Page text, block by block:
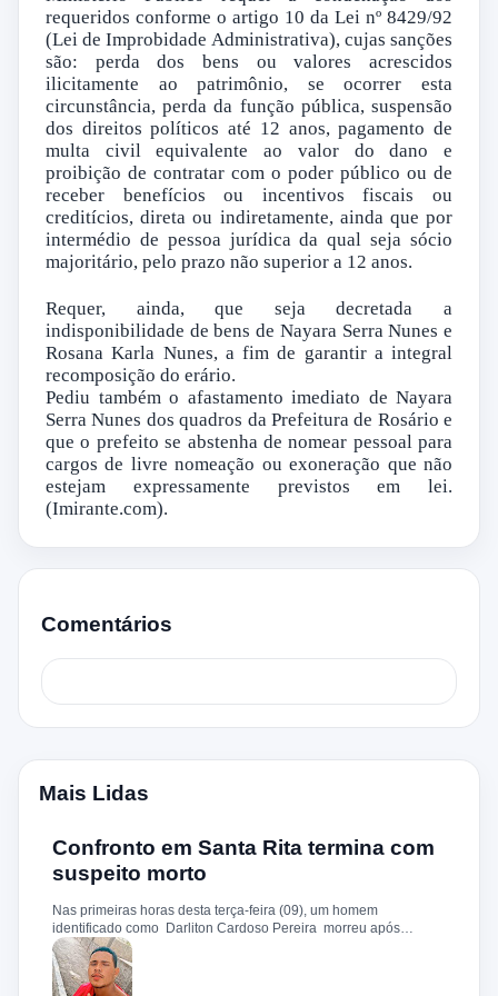
requeridos conforme o artigo 10 da Lei nº 8429/92
(Lei de Improbidade Administrativa), cujas sanções
são: perda dos bens ou valores acrescidos
ilicitamente ao patrimônio, se ocorrer esta
circunstância, perda da função pública, suspensão
dos direitos políticos até 12 anos, pagamento de
multa civil equivalente ao valor do dano e
proibição de contratar com o poder público ou de
receber benefícios ou incentivos fiscais ou
creditícios, direta ou indiretamente, ainda que por
intermédio de pessoa jurídica da qual seja sócio
majoritário, pelo prazo não superior a 12 anos.
Requer, ainda, que seja decretada a
indisponibilidade de bens de Nayara Serra Nunes e
Rosana Karla Nunes, a fim de garantir a integral
recomposição do erário.
Pediu também o afastamento imediato de Nayara
Serra Nunes dos quadros da Prefeitura de Rosário e
que o prefeito se abstenha de nomear pessoal para
cargos de livre nomeação ou exoneração que não
estejam expressamente previstos em lei.
(Imirante.com).
Comentários
Mais Lidas
Confronto em Santa Rita termina com
suspeito morto
Nas primeiras horas desta terça-feira (09), um homem
identificado como Darliton Cardoso Pereira morreu após
confronto com a Polícia Militar no povoado Timbotiba, zona rural
de Santa Rita. De acordo com a PM, os policiais estavam
cumprindo um mandado de prisão contra Darliton, apontado